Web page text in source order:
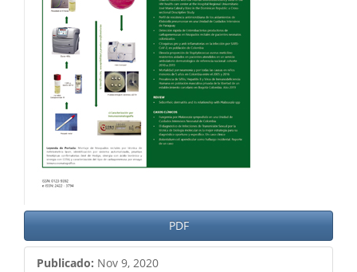
PDF
Publicado: Nov 9, 2020